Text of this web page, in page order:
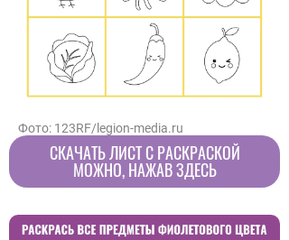
Фото: 123RF/legion-media.ru
СКАЧАТЬ ЛИСТ С РАСКРАСКОЙ
МОЖНО, НАЖАВ ЗДЕСЬ